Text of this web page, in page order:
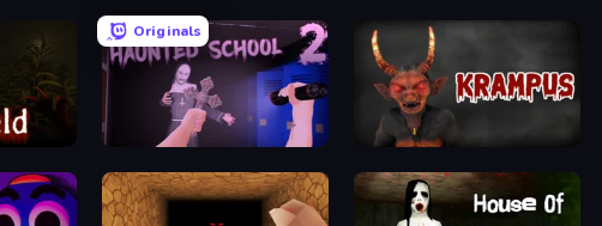
Originals
Haunted School 2 Krampus